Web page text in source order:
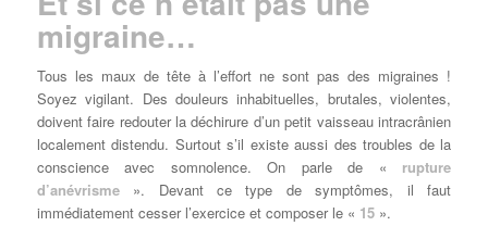
migraine…
Tous les maux de tête à l’effort ne sont pas des migraines !
Soyez vigilant. Des douleurs inhabituelles, brutales, violentes,
doivent faire redouter la déchirure d’un petit vaisseau intracrânien
localement distendu. Surtout s’il existe aussi des troubles de la
conscience avec somnolence. On parle de « rupture
d’anévrisme». Devant ce type de symptômes, il faut
immédiatement cesser l’exercice et composer le « 15».